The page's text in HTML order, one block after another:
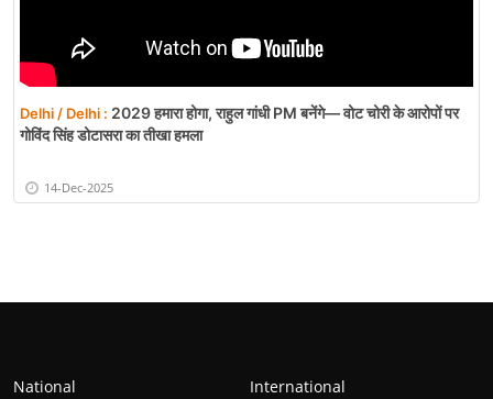
Delhi / Delhi : 2029 हमारा होगा, राहुल गांधी PM बनेंगे— वोट चोरी के आरोपों पर
गोविंद सिंह डोटासरा का तीखा हमला
14-Dec-2025
National
International